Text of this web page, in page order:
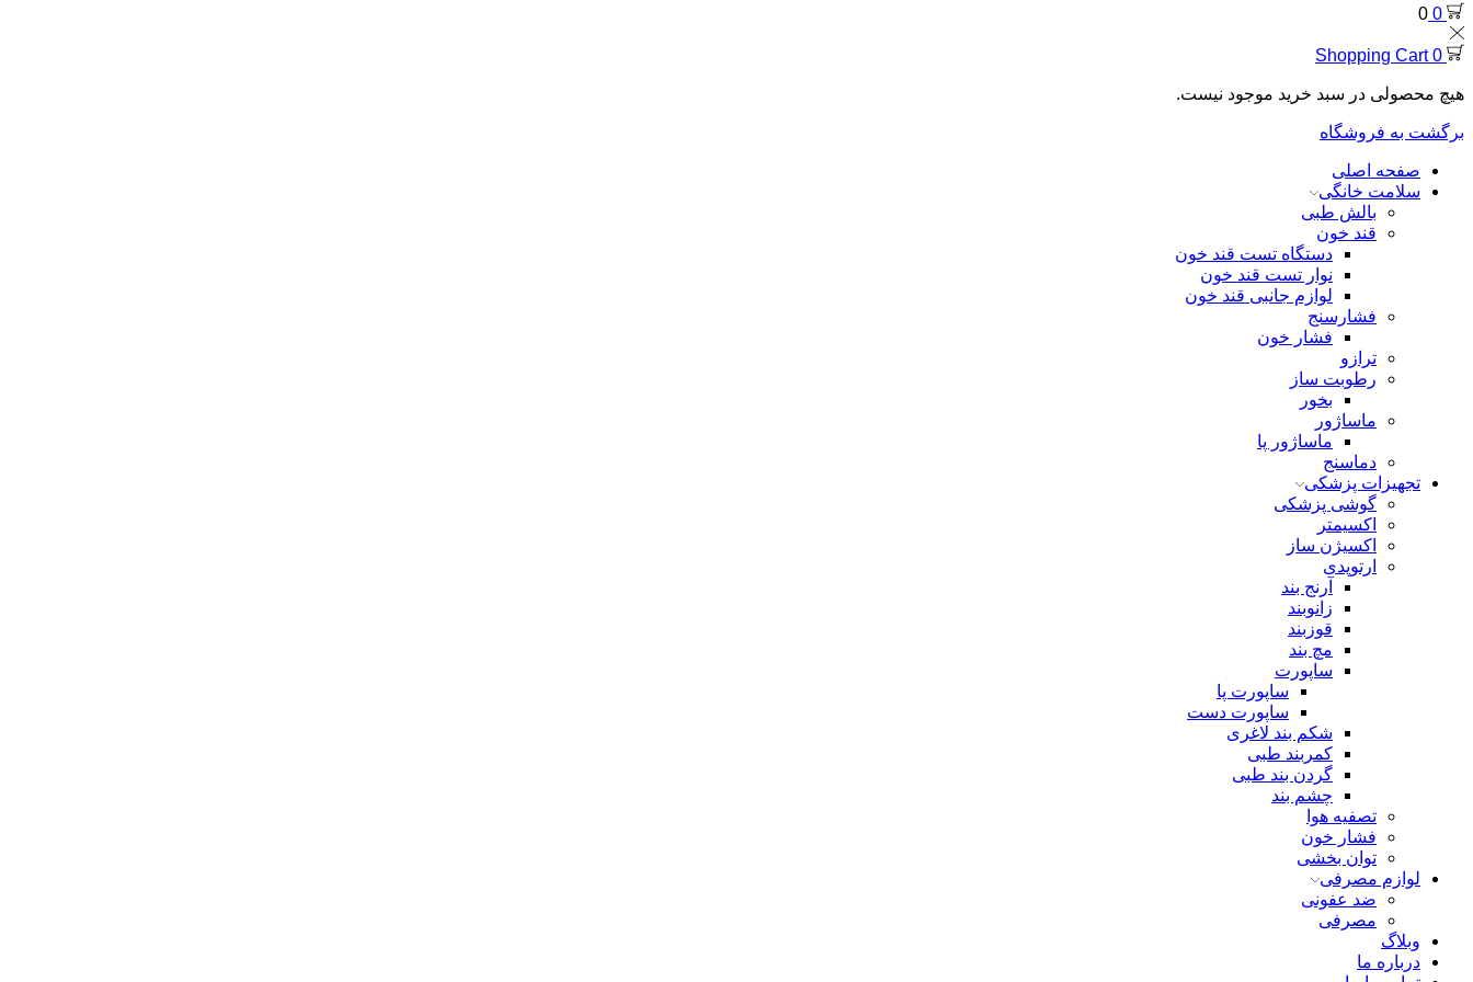
0
0
0
Shopping Cart
هیچ محصولی در سبد خرید موجود نیست.
برگشت به فروشگاه
صفحه اصلی
سلامت خانگی
بالش طبی
قند خون
دستگاه تست قند خون
نوار تست قند خون
لوازم جانبی قند خون
فشارسنج
فشار خون
ترازو
رطوبت ساز
بخور
ماساژور
ماساژور پا
دماسنج
تجهیزات پزشکی
گوشی پزشکی
اکسیمتر
اکسیژن ساز
ارتوپدی
آرنج بند
زانوبند
قوزبند
مچ بند
ساپورت
ساپورت پا
ساپورت دست
شکم بند لاغری
کمربند طبی
گردن بند طبی
چشم بند
تصفیه هوا
فشار خون
توان بخشی
لوازم مصرفی
ضد عفونی
مصرفی
وبلاگ
درباره ما